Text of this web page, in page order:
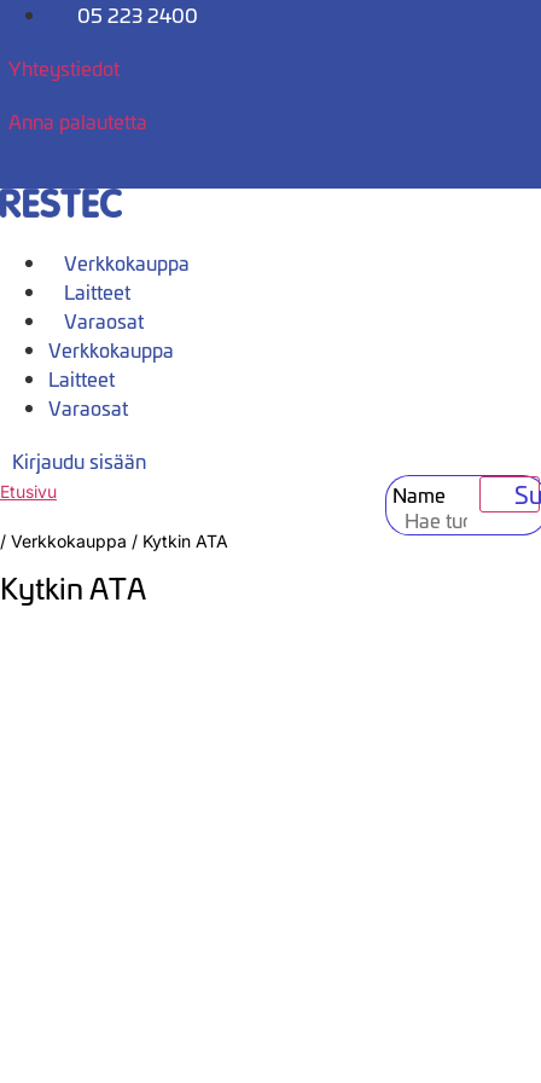
Mene
05 223 2400
Yhteystiedot
Anna palautetta
Verkkokauppa
Laitteet
Varaosat
Verkkokauppa
Laitteet
Varaosat
Kirjaudu sisään
Name
Etusivu
/ Verkkokauppa / Kytkin ATA
Kytkin ATA